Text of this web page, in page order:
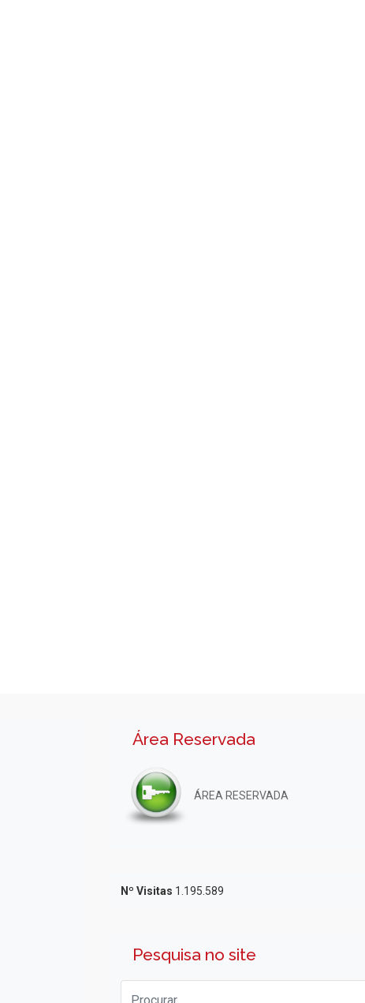
Área Reservada
ÁREA RESERVADA
Nº Visitas 1.195.589
Pesquisa no site